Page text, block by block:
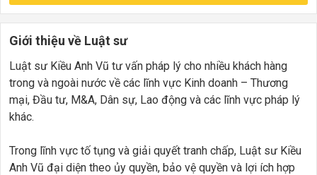
Giới thiệu về Luật sư
Luật sư Kiều Anh Vũ tư vấn pháp lý cho nhiều khách hàng
trong và ngoài nước về các lĩnh vực Kinh doanh – Thương
mại, Đầu tư, M&A, Dân sự, Lao động và các lĩnh vực pháp lý
khác.
Trong lĩnh vực tố tụng và giải quyết tranh chấp, Luật sư Kiều
Anh Vũ đại diện theo ủy quyền, bảo vệ quyền và lợi ích hợp